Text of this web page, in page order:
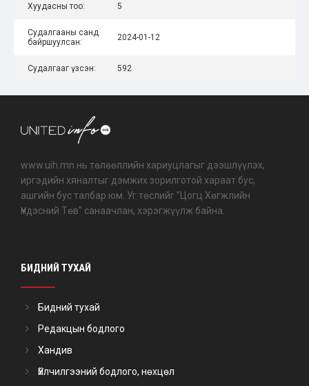
Хуудасны тоо: 5
Судалгааны санд
байршуулсан:
2024-01-12
Судалгааг үзсэн: 592
www.uih.mn нь төлөөллийн хариуцлагыг дээшлүүлэх,
иргэдийн хяналтыг дэмжих зорилготой хараат бус,
ашгийн бус талбар юм. Уг төслийг "Цогц Хөгжлийн
Үндэсний Төв" санаачлан, хэрэгжүүлж байна.
БИДНИЙ ТУХАЙ
Бидний тухай
Редакцын бодлого
Хандив
Үйлчилгээний бодлого, нөхцөл